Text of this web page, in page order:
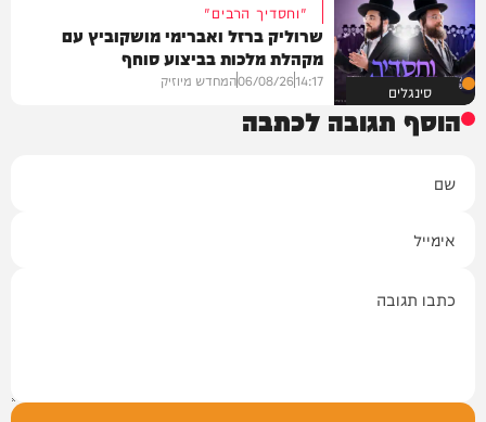
סינגלים
"וחסדיך הרבים"
שרוליק ברזל ואברימי מושקוביץ עם
מקהלת מלכות בביצוע סוחף
14:17
06/08/26המחדש מיוזיק
הוסף תגובה לכתבה